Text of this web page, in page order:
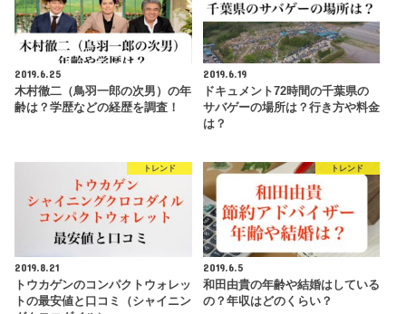
2019.6.25
木村徹二（鳥羽一郎の次男）の年
齢は？学歴などの経歴を調査！
2019.6.19
ドキュメント72時間の千葉県の
サバゲーの場所は？行き方や料金
は？
トレンド
2019.8.21
トウカゲンのコンパクトウォレッ
トの最安値と口コミ（シャイニン
トレンド
2019.6.5
和田由貴の年齢や結婚はしている
の？年収はどのくらい？